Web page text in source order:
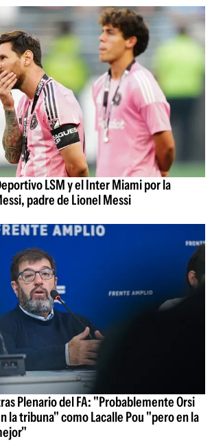
LSM y el Inter Miami por la
padre de Lionel Messi
Plenario del FA: "Probablemente Orsi
la tribuna" como Lacalle Pou "pero en la